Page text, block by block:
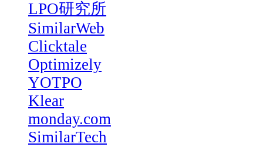
LPO研究所
SimilarWeb
Clicktale
Optimizely
YOTPO
Klear
monday.com
SimilarTech